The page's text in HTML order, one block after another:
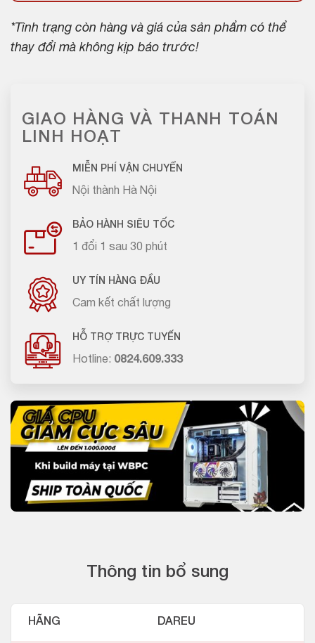
*Tình trạng còn hàng và giá của sản phẩm có thể
thay đổi mà không kịp báo trước!
GIAO HÀNG VÀ THANH TOÁN
LINH HOẠT
MIỄN PHÍ VẬN CHUYỂN
Nội thành Hà Nội
BẢO HÀNH SIÊU TỐC
1 đổi 1 sau 30 phút
UY TÍN HÀNG ĐẦU
Cam kết chất lượng
HỖ TRỢ TRỰC TUYẾN
Hotline: 0824.609.333
Thông tin bổ sung
HÃNG DAREU